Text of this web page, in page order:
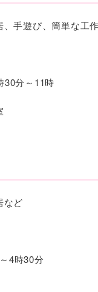
、手遊び、簡単な工
30分～11時
など
4時30分